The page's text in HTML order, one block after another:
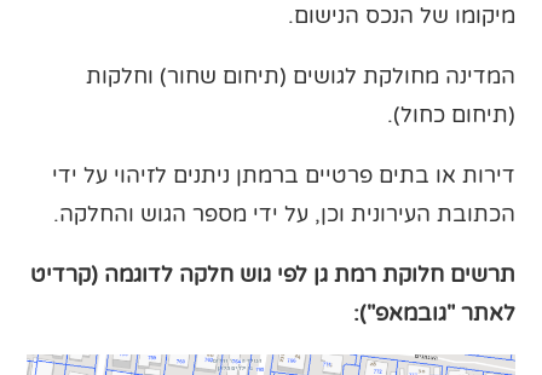
מיקומו של הנכס הנישום.
המדינה מחולקת לגושים (תיחום שחור) וחלקות
(תיחום כחול).
דירות או בתים פרטיים ברמתן ניתנים לזיהוי על ידי
הכתובת העירונית וכן, על ידי מספר הגוש והחלקה.
תרשים חלוקת רמת גן לפי גוש חלקה לדוגמה (קרדיט
לאתר "גובמאפ"):